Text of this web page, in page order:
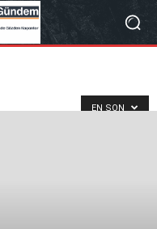
EN SON